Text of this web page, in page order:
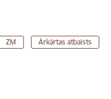
ZM Ārkārtas atbalsts